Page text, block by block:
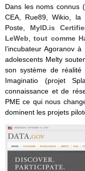
Dans les noms connus (
CEA, Rue89, Wikio, la
Poste, MylD.is
LeWeb ,tout comme
l’incubateur Agoranov à
adolescents Melty
son système de
Imaginatio (projet
connaissance et de
PME ce qui nous
dominent les projets